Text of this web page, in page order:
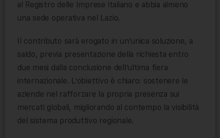
al Registro delle Imprese italiano e abbia almeno
una sede operativa nel Lazio.
Il contributo sarà erogato in un’unica soluzione, a
saldo, previa presentazione della richiesta entro
due mesi dalla conclusione dell’ultima fiera
internazionale. L’obiettivo è chiaro: sostenere le
aziende nel rafforzare la propria presenza sui
mercati globali, migliorando al contempo la visibilità
del sistema produttivo regionale.